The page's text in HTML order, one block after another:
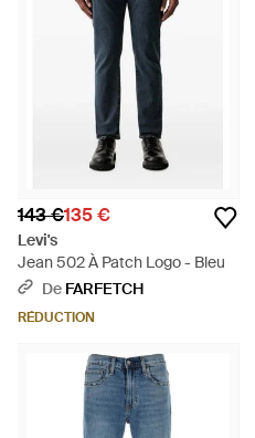
143 €135 €
Levi's
Jean 502 À Patch Logo - Bleu
De FARFETCH
RÉDUCTION